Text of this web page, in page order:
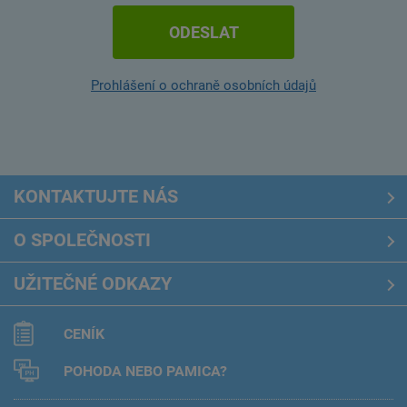
Prohlášení o ochraně osobních údajů
KONTAKTUJTE NÁS
O SPOLEČNOSTI
UŽITEČNÉ ODKAZY
CENÍK
POHODA NEBO PAMICA?